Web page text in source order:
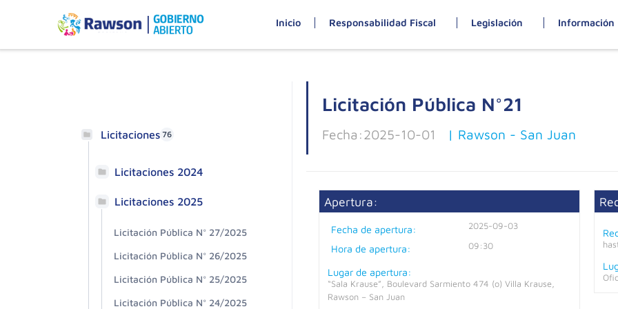
Inicio Responsabilidad Fiscal Legislación Información
Licitaciones 76
Licitaciones 2024
Licitaciones 2025
Licitación Pública N° 27/2025
Licitación Pública N° 26/2025
Licitación Pública N° 25/2025
Licitación Pública N° 24/2025
Licitación Pública N°21
Fecha:2025-10-01 | Rawson - San Juan
Apertura:
Fecha de apertura: 2025-09-03
Hora de apertura: 09:30
Lugar de apertura:
“Sala Krause”, Boulevard Sarmiento 474 (o) Villa Krause,
Rawson – San Juan